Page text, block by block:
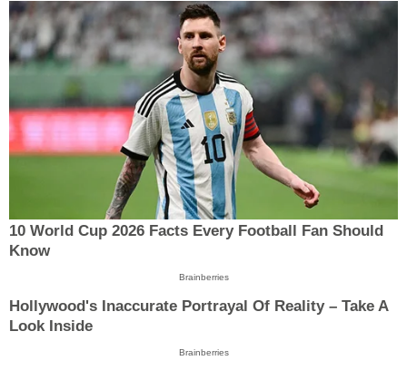
10 World Cup 2026 Facts Every Football Fan Should
Know
Brainberries
Hollywood's Inaccurate Portrayal Of Reality – Take A
Look Inside
Brainberries